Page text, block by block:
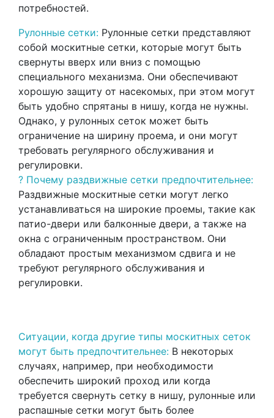
потребностей.
Рулонные сетки: Рулонные сетки представляют
собой москитные сетки, которые могут быть
свернуты вверх или вниз с помощью
специального механизма. Они обеспечивают
хорошую защиту от насекомых, при этом могут
быть удобно спрятаны в нишу, когда не нужны.
Однако, у рулонных сеток может быть
ограничение на ширину проема, и они могут
требовать регулярного обслуживания и
регулировки.
? Почему раздвижные сетки предпочтительнее:
Раздвижные москитные сетки могут легко
устанавливаться на широкие проемы, такие как
патио-двери или балконные двери, а также на
окна с ограниченным пространством. Они
обладают простым механизмом сдвига и не
требуют регулярного обслуживания и
регулировки.
Ситуации, когда другие типы москитных сеток
могут быть предпочтительнее: В некоторых
случаях, например, при необходимости
обеспечить широкий проход или когда
требуется свернуть сетку в нишу, рулонные или
распашные сетки могут быть более